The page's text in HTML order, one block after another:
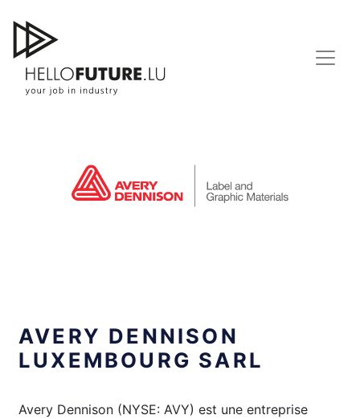
content
AVERY DENNISON
LUXEMBOURG SARL
Avery Dennison (NYSE: AVY) est une entreprise